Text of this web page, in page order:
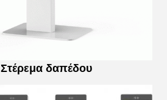
Στέρεμα δαπέδου